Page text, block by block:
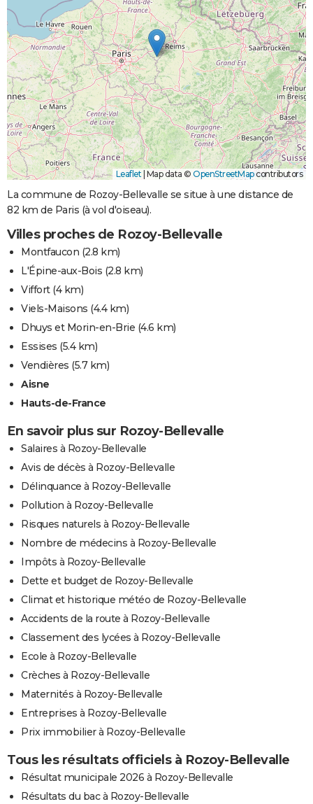
Leaflet Map data © OpenStreetMapcontributors
La commune de Rozoy-Bellevalle se situe à une distance de
82 km de Paris (à vol d'oiseau).
Villes proches de Rozoy-Bellevalle
Montfaucon (2.8 km)
L'Épine-aux-Bois (2.8 km)
Viffort(4 km)
Viels-Maisons (4.4 km)
Dhuys et Morin-en-Brie (4.6 km)
Essises (5.4 km)
Vendières (5.7 km)
Aisne
Hauts-de-France
En savoir plus sur Rozoy-Bellevalle
Salaires à Rozoy-Bellevalle
Avis de décès à Rozoy-Bellevalle
Délinquance à Rozoy-Bellevalle
Pollution à Rozoy-Bellevalle
Risques naturels à Rozoy-Bellevalle
Nombre de médecins à Rozoy-Bellevalle
Impôts à Rozoy-Bellevalle
Dette et budget de Rozoy-Bellevalle
Climat et historique météo de Rozoy-Bellevalle
Accidents de la route à Rozoy-Bellevalle
Classement des lycées à Rozoy-Bellevalle
Ecole à Rozoy-Bellevalle
Crèches à Rozoy-Bellevalle
Maternités à Rozoy-Bellevalle
Entreprises à Rozoy-Bellevalle
Prix immobilier à Rozoy-Bellevalle
Tous les résultats officiels à Rozoy-Bellevalle
Résultat municipale 2026 à Rozoy-Bellevalle
Résultats du bac à Rozoy-Bellevalle